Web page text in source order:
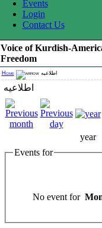
Events
Login
Contact Us
Voice of Kurdish-
Freedom
Home اطلاعیه
اطلاعیه
year
Events for
No event for